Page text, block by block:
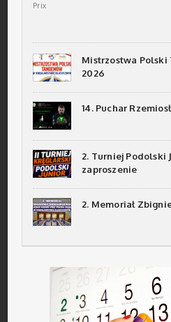
Prix
Mistrzostwa Polski
2026
14. Puchar
2. Turniej Podolski
zaproszenie
2. Memoriał